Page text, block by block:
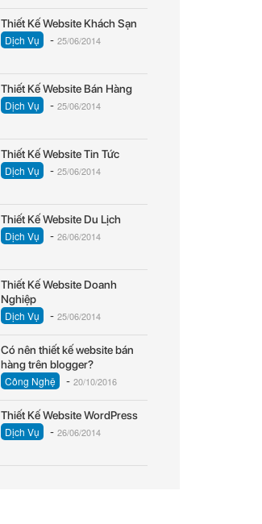
Thiết Kế Website Khách Sạn
Dịch Vụ - 25/06/2014
Thiết Kế Website Bán Hàng
Dịch Vụ - 25/06/2014
Thiết Kế Website Tin Tức
Dịch Vụ - 25/06/2014
Thiết Kế Website Du Lịch
Dịch Vụ - 26/06/2014
Thiết Kế Website Doanh
Nghiệp
Dịch Vụ - 25/06/2014
Có nên thiết kế website bán
hàng trên blogger?
Công Nghệ - 20/10/2016
Thiết Kế Website WordPress
Dịch Vụ - 26/06/2014